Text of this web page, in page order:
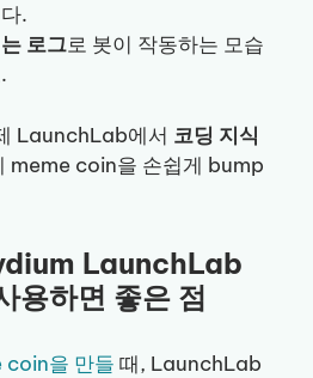
.
로그로 봇이 작동하는 모습
LaunchLab에서 코딩 지식
meme coin을 손쉽게 bump
LaunchLab
용하면 좋은 점
coin을 만들 때, LaunchLab